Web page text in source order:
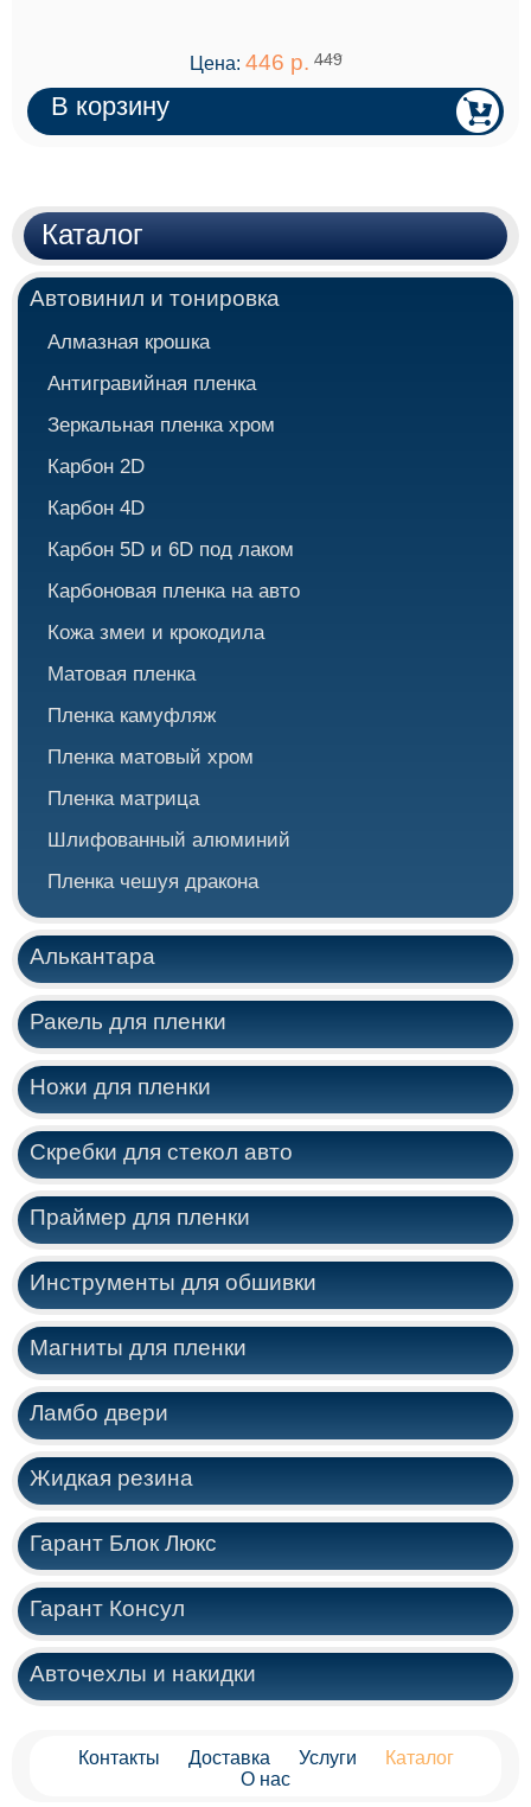
Цена: 446 р. 449
В корзину
Каталог
Автовинил и тонировка
Алмазная крошка
Антигравийная пленка
Зеркальная пленка хром
Карбон 2D
Карбон 4D
Карбон 5D и 6D под лаком
Карбоновая пленка на авто
Кожа змеи и крокодила
Матовая пленка
Пленка камуфляж
Пленка матовый хром
Пленка матрица
Шлифованный алюминий
Пленка чешуя дракона
Алькантара
Ракель для пленки
Ножи для пленки
Скребки для стекол авто
Праймер для пленки
Инструменты для обшивки
Магниты для пленки
Ламбо двери
Жидкая резина
Гарант Блок Люкс
Гарант Консул
Авточехлы и накидки
Контакты Доставка Услуги
Каталог
О нас